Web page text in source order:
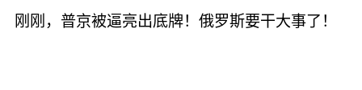
刚刚，普京被逼亮出底牌！俄罗斯要干大事了！